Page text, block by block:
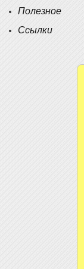
Полезное
Ссылки